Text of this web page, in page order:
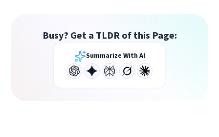
Busy? Get a TLDR of this Page:
Summarize With AI